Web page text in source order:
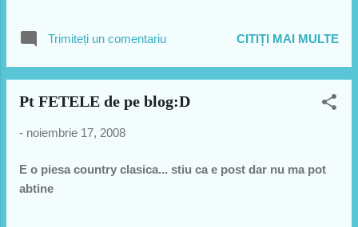
Trimiteți un comentariu CITIȚI MAI MULTE
Pt FETELE de pe blog:D
- noiembrie 17, 2008
E o piesa country clasica... stiu ca e post dar nu ma pot
abtine